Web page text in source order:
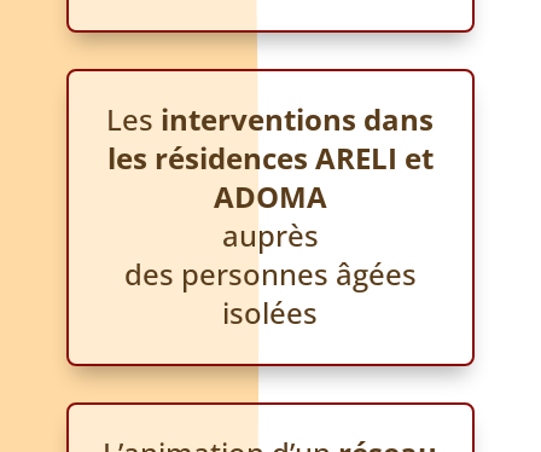
Les interventions dans
les résidences ARELI et
ADOMA
auprès
des personnes âgées
isolées